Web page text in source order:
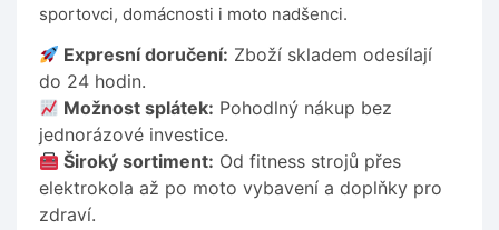
sportovci, domácnosti i moto nadšenci.
Expresní doručení: Zboží skladem odesílají
do 24 hodin.
Možnost splátek: Pohodlný nákup bez
jednorázové investice.
Široký sortiment: Od fitness strojů přes
elektrokola až po moto vybavení a doplňky pro
zdraví.